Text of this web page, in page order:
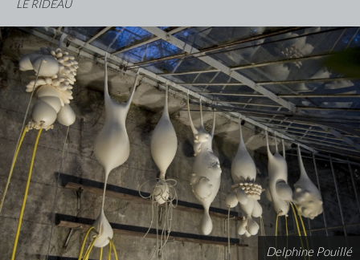
LE RIDEAU
Delphine Pouillé